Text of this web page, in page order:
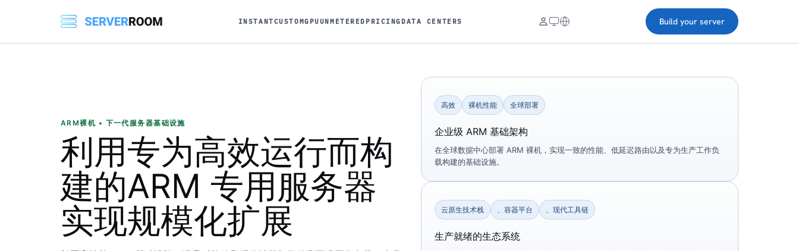
INSTANTCUSTOMGPUUNMETERED PRICING DATA CENTERS Build your server
ARM裸机 • 下一代服务器基础设施
利用专为高效运行而构
建的ARM 专用服务器
实现规模化扩展
高效 裸机性能 全球部署
企业级 ARM 基础架构
在全球数据中心部署 ARM 裸机，实现一致的性能、低延迟路由以及专为生产工作负
载构建的基础设施。
云原生技术栈 、容器平台 、现代工具链
生产就绪的生态系统